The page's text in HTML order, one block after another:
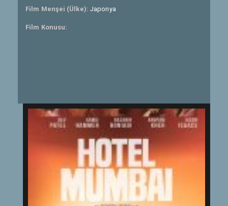
Film Menşei (Ülke): Japonya
Film Konusu: